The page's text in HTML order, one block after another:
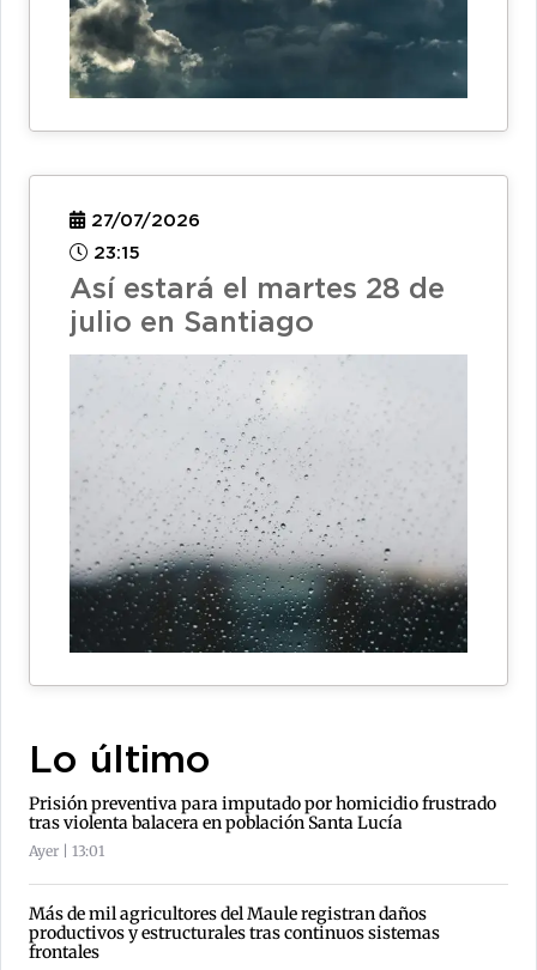
27/07/2026
23:15
Así estará el martes 28 de
julio en Santiago
Lo último
Prisión preventiva para imputado por homicidio frustrado
tras violenta balacera en población Santa Lucía
Ayer | 13:01
Más de mil agricultores del Maule registran daños
productivos y estructurales tras continuos sistemas
frontales